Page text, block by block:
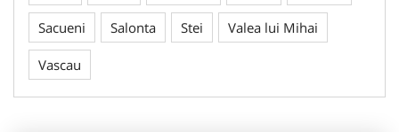
Sacueni Salonta Stei Valea lui Mihai
Vascau